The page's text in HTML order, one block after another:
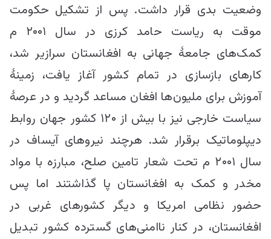
وضعیت بدی قرار داشت. پس از تشکیل حکومت
موقت به ریاست حامد کرزی در سال ۲۰۰۱ م
کمک‌های جامعۀ جهانی به افغانستان سرازیر شد،
کارهای بازسازی در تمام کشور آغاز یافت، زمینۀ
آموزش برای ملیون‌ها افغان مساعد گردید و در عرصۀ
سیاست خارجی نیز با بیش از ۱۲۰ کشور جهان روابط
دیپلوماتیک برقرار شد. هرچند نیروهای آیساف در
سال ۲۰۰۱ م تحت شعار تامین صلح، مبارزه با مواد
مخدر و کمک به افغانستان پا گذاشتند اما پس
حضور نظامی امریکا و دیگر کشورهای غربی در
افغانستان، در کنار ناامنی‌های گسترده کشور تبدیل